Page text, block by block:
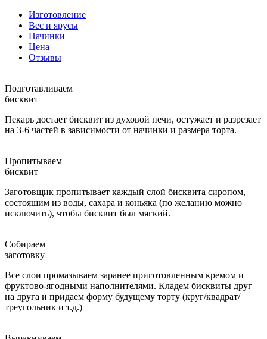
Изготовление
Вес и ярусы
Начинки
Цена
Отзывы
Подготавливаем
бисквит
Пекарь достает бисквит из духовой печи, остужает и разрезает
на 3-6 частей в зависимости от начинки и размера торта.
Пропитываем
бисквит
Заготовщик пропитывает каждый слой бисквита сиропом,
состоящим из воды, сахара и коньяка (по желанию можно
исключить), чтобы бисквит был мягкий.
Собираем
заготовку
Все слои промазываем заранее приготовленным кремом и
фруктово-ягодными наполнителями. Кладем бисквиты друг
на друга и придаем форму будущему торту (круг/квадрат/
треугольник и т.д.)